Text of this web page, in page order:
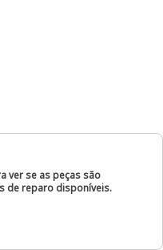
ver se as peças são
de reparo disponíveis.